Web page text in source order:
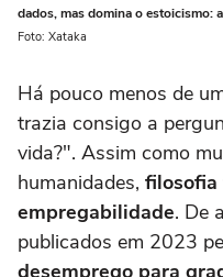
dados, mas domina o estoicismo:
Foto: Xataka
Há pouco menos de
trazia consigo a
vida?". Assim como
humanidades, filosofia
empregabilidade. De
publicados em 2023
desemprego para